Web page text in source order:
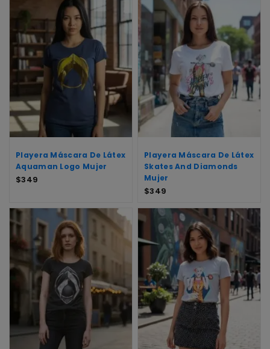
Playera Máscara De Látex
Aquaman Logo Mujer
$349
Playera Máscara De Látex
Skates And Diamonds
Mujer
$349